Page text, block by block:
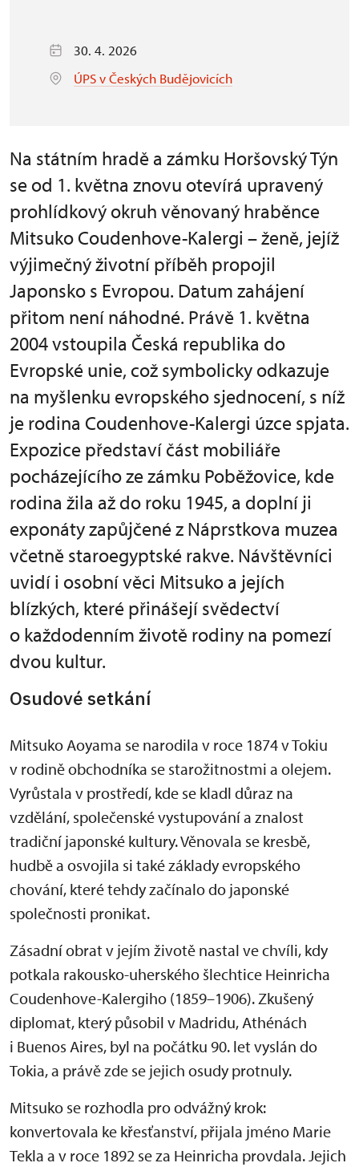
30. 4. 2026
ÚPS v Českých Budějovicích
Na státním hradě a zámku Horšovský Týn
se od 1. května znovu otevírá upravený
prohlídkový okruh věnovaný hraběnce
Mitsuko Coudenhove-Kalergi – ženě, jejíž
výjimečný životní příběh propojil
Japonsko s Evropou. Datum zahájení
přitom není náhodné. Právě 1. května
2004 vstoupila Česká republika do
Evropské unie, což symbolicky odkazuje
na myšlenku evropského sjednocení, s níž
je rodina Coudenhove-Kalergi úzce spjata.
Expozice představí část mobiliáře
pocházejícího ze zámku Poběžovice, kde
rodina žila až do roku 1945, a doplní ji
exponáty zapůjčené z Náprstkova muzea
včetně staroegyptské rakve. Návštěvníci
uvidí i osobní věci Mitsuko a jejích
blízkých, které přinášejí svědectví
o každodenním životě rodiny na pomezí
dvou kultur.
Osudové setkání
Mitsuko Aoyama se narodila v roce 1874 v Tokiu
v rodině obchodníka se starožitnostmi a olejem.
Vyrůstala v prostředí, kde se kladl důraz na
vzdělání, společenské vystupování a znalost
tradiční japonské kultury. Věnovala se kresbě,
hudbě a osvojila si také základy evropského
chování, které tehdy začínalo do japonské
společnosti pronikat.
Zásadní obrat v jejím životě nastal ve chvíli, kdy
potkala rakousko-uherského šlechtice Heinricha
Coudenhove-Kalergiho (1859–1906). Zkušený
diplomat, který působil v Madridu, Athénách
i Buenos Aires, byl na počátku 90. let vyslán do
Tokia, a právě zde se jejich osudy protnuly.
Mitsuko se rozhodla pro odvážný krok:
konvertovala ke křesťanství, přijala jméno Marie
Tekla a v roce 1892 se za Heinricha provdala. Jejich